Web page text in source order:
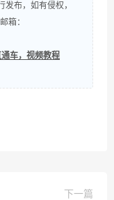
发布，如有侵权，
箱：
通车，视频教程
下一篇